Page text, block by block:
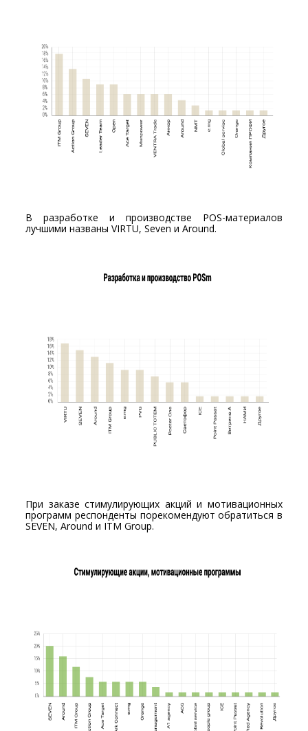
В разработке и производстве POS-материалов
лучшими названы VIRTU, Seven и Around.
При заказе стимулирующих акций и мотивационных
программ респонденты порекомендуют обратиться в
SEVEN, Around и ITM Group.